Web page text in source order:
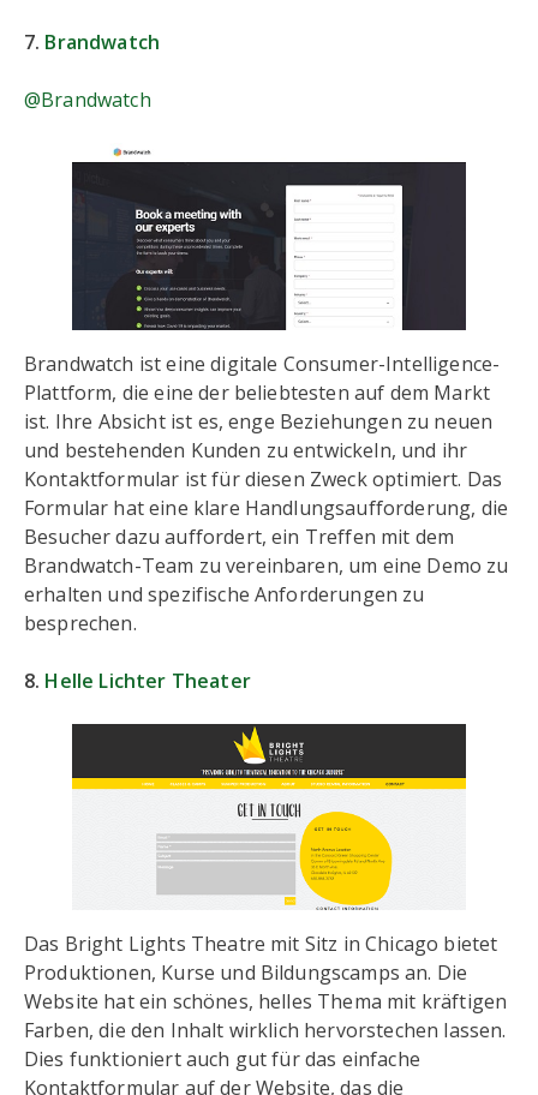
7. Brandwatch
@Brandwatch
Brandwatch ist eine digitale Consumer-Intelligence-
Plattform, die eine der beliebtesten auf dem Markt
ist. Ihre Absicht ist es, enge Beziehungen zu neuen
und bestehenden Kunden zu entwickeln, und ihr
Kontaktformular ist für diesen Zweck optimiert. Das
Formular hat eine klare Handlungsaufforderung, die
Besucher dazu auffordert, ein Treffen mit dem
Brandwatch-Team zu vereinbaren, um eine Demo zu
erhalten und spezifische Anforderungen zu
besprechen.
8. Helle Lichter Theater
Das Bright Lights Theatre mit Sitz in Chicago bietet
Produktionen, Kurse und Bildungscamps an. Die
Website hat ein schönes, helles Thema mit kräftigen
Farben, die den Inhalt wirklich hervorstechen lassen.
Dies funktioniert auch gut für das einfache
Kontaktformular auf der Website, das die